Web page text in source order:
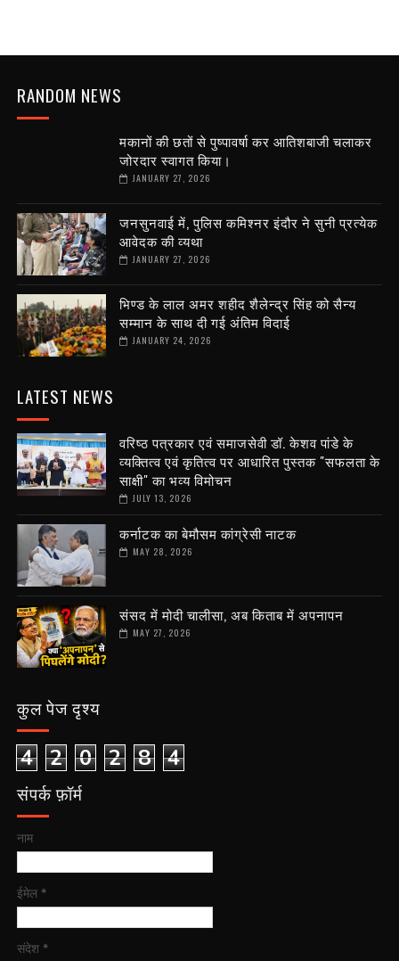
RANDOM NEWS
मकानों की छतों से पुष्पावर्षा कर आतिशबाजी चलाकर
जोरदार स्वागत किया।
JANUARY 27, 2026
जनसुनवाई में, पुलिस कमिश्नर इंदौर ने सुनी प्रत्येक
आवेदक की व्यथा
JANUARY 27, 2026
भिण्ड के लाल अमर शहीद शैलेन्द्र सिंह को सैन्य
सम्मान के साथ दी गई अंतिम विदाई
JANUARY 24, 2026
LATEST NEWS
वरिष्ठ पत्रकार एवं समाजसेवी डॉ. केशव पांडे के
व्यक्तित्व एवं कृतित्व पर आधारित पुस्तक "सफलता के
साक्षी" का भव्य विमोचन
JULY 13, 2026
कर्नाटक का बेमौसम कांग्रेसी नाटक
MAY 28, 2026
संसद में मोदी चालीसा, अब किताब में अपनापन
MAY 27, 2026
कुल पेज दृश्य
4 2 0 2 8 4
संपर्क फ़ॉर्म
नाम
ईमेल *
संदेश *